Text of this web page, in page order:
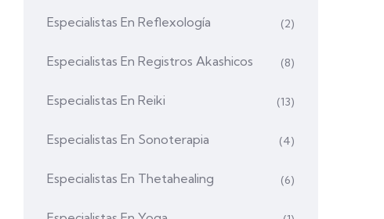
Especialistas En Reflexología (2)
Especialistas En Registros Akashicos (8)
Especialistas En Reiki (13)
Especialistas En Sonoterapia (4)
Especialistas En Thetahealing (6)